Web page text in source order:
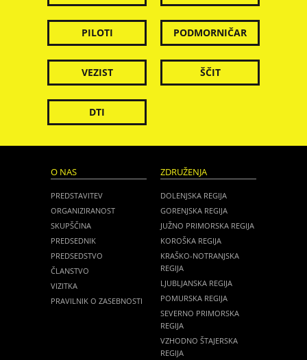
PILOTI PODMORNIČAR
VEZIST ŠČIT
DTI
O NAS
PREDSTAVITEV
ORGANIZIRANOST
SKUPŠČINA
PREDSEDNIK
PREDSEDSTVO
ČLANSTVO
VIZITKA
PRAVILNIK O ZASEBNOSTI
ZDRUŽENJA
DOLENJSKA REGIJA
GORENJSKA REGIJA
JUŽNO PRIMORSKA REGIJA
KOROŠKA REGIJA
KRAŠKO-NOTRANJSKA
REGIJA
LJUBLJANSKA REGIJA
POMURSKA REGIJA
SEVERNO PRIMORSKA
REGIJA
VZHODNO ŠTAJERSKA
REGIJA